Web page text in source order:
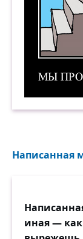
Написанная
иная —